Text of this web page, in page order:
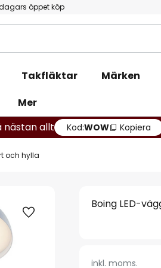
öppet köp
Takfläktar
Märken
Mer
nästan allt Kod:WOW Kopiera
och hylla
Boing LED-
inkl. moms.